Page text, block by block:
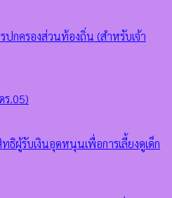
กครองส่วนท้องถิ่น (สำหรับเจ้า
.05)
ผู้รับเงินอุดหนุนเพื่อการเลี้ยงดูเด็ก